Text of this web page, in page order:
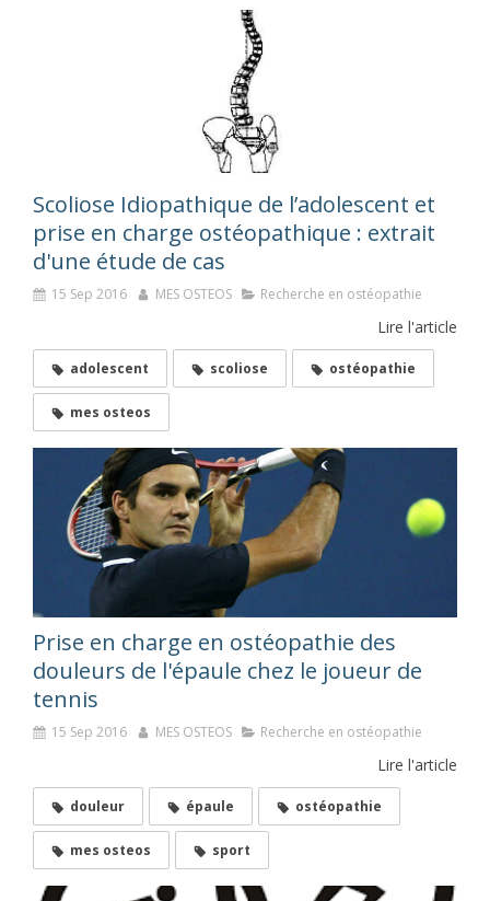
Scoliose Idiopathique de l’adolescent et
prise en charge ostéopathique : extrait
d'une étude de cas
15 Sep 2016 MES OSTEOS Recherche en ostéopathie
Lire l'article
adolescent scoliose ostéopathie
mes osteos
Prise en charge en ostéopathie des
douleurs de l'épaule chez le joueur de
tennis
15 Sep 2016 MES OSTEOS Recherche en ostéopathie
Lire l'article
douleur épaule ostéopathie
mes osteos sport